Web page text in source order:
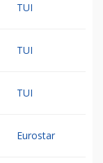
TUI
TUI
TUI
Eurostar